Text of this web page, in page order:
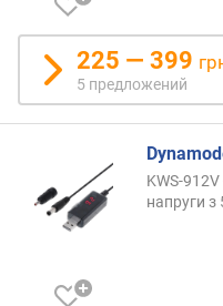
ф
а
в
и
т
у
-
A
225 — 399
5 предложений
KWS-
напруги з